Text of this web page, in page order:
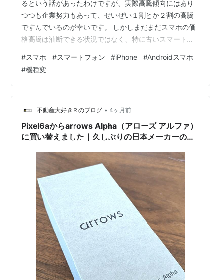
るという話があったわけですが、実際高騰傾向にはあり
つつも企業努力もあって、せいぜい１割とか２割の高騰
ですんでいるのが幸いです。 しかしまだまだスマホの価
格高騰は油断できる状況ではなく、特に古いスマートフ
てきたという人は、時期が悪くとも買い替えなければな
らないと思います。 そこで、この記事では２０２６年４
月現在において、特におすすめできる１０万円以下から
購入可能なスマートフォンをいくつか紹介していきたい
と思います。
#スマホ #スマートフォン #iPhone #Androidスマホ
#機種変
不動産大好きＲのブログ • 4ヶ月前
Pixel6aからarrows Alpha（アローズ アルファ）
に買い替えました｜久しぶりの日本メーカーのス